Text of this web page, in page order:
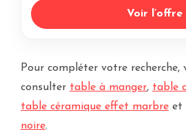
Voir l’offre
Pour compléter votre recherche,
consulter table à manger, table
table céramique effet marbre et
noire.